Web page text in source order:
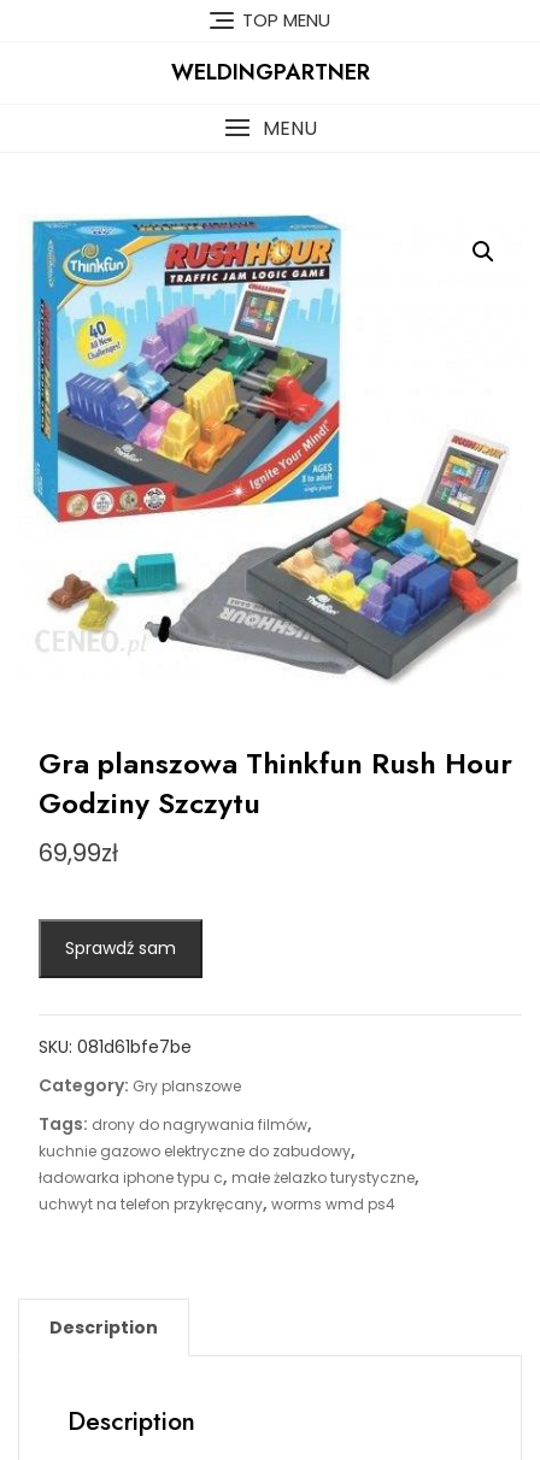
TOP MENU
WELDINGPARTNER
MENU
Gra planszowa Thinkfun Rush Hour
Godziny Szczytu
69,99zł
Sprawdź sam
SKU: 081d61bfe7be
Category: Gry planszowe
Tags: drony do nagrywania filmów,
kuchnie gazowo elektryczne do zabudowy,
ładowarka iphone typu c, małe żelazko turystyczne,
uchwyt na telefon przykręcany, worms wmd ps4
Description
Description